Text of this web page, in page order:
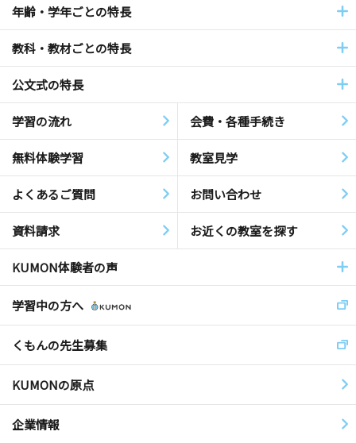
年齢・学年ごとの特長
教科・教材ごとの特長
公文式の特長
学習の流れ 会費・各種手続き
無料体験学習 教室見学
よくあるご質問 お問い合わせ
資料請求 お近くの教室を探す
KUMON体験者の声
学習中の方へ
くもんの先生募集
KUMONの原点
企業情報